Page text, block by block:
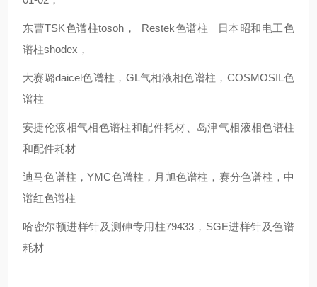
东曹TSK色谱柱tosoh， Restek色谱柱 日本昭和电工色
谱柱shodex，
大赛璐daicel色谱柱，GL气相液相色谱柱，COSMOSIL色
谱柱
安捷伦液相气相色谱柱和配件耗材、岛津气相液相色谱柱
和配件耗材
迪马色谱柱，YMC色谱柱，月旭色谱柱，赛分色谱柱，中
谱红色谱柱
哈密尔顿进样针及测砷专用柱79433，SGE进样针及色谱
耗材